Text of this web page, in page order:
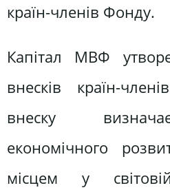
країн-членів Фонду.
Капітал МВФ
внесків країн-
внеску
економічного
місцем у